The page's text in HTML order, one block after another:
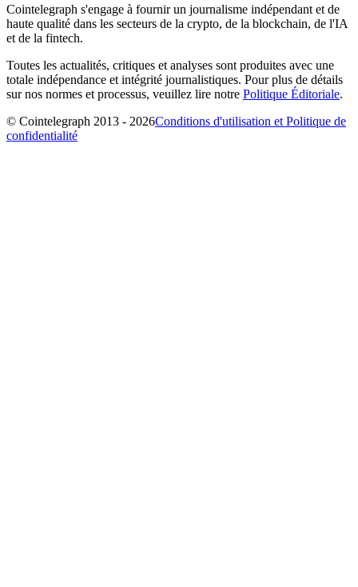
Cointelegraph s'engage à fournir un journalisme indépendant et de
haute qualité dans les secteurs de la crypto, de la blockchain, de l'IA
et de la fintech.
Toutes les actualités, critiques et analyses sont produites avec une
totale indépendance et intégrité journalistiques. Pour plus de détails
sur nos normes et processus, veuillez lire notre Politique Éditoriale.
© Cointelegraph 2013 - 2026Conditions d'utilisation et Politique de
confidentialité